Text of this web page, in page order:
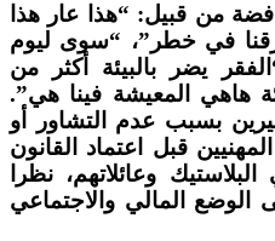
من قبيل: “هذا عار هذا
في خطر”، “سوى ليوم
يضر بالبيئة أكثر من
هاهي المعيشة فينا هي”.
بسبب عدم التشاور أو
قبل اعتماد القانون
وعائلاتهم، نظرا
الوضع المالي والاجتماعي